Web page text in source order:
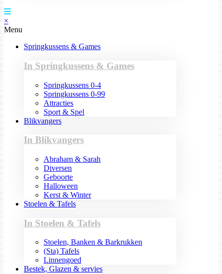
×
Menu
Springkussens & Games
In Springkussens & Games
Springkussens 0-4
Springkussens 0-99
Attracties
Sport & Spel
Blikvangers
In Blikvangers
Abraham & Sarah
Diversen
Geboorte
Halloween
Kerst & Winter
Stoelen & Tafels
In Stoelen & Tafels
Stoelen, Banken & Barkrukken
(Sta) Tafels
Linnengoed
Bestek, Glazen & servies